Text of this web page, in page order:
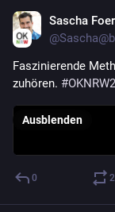
Sascha
@
Faszinierende
zuhören. #
Ausblenden
0 2